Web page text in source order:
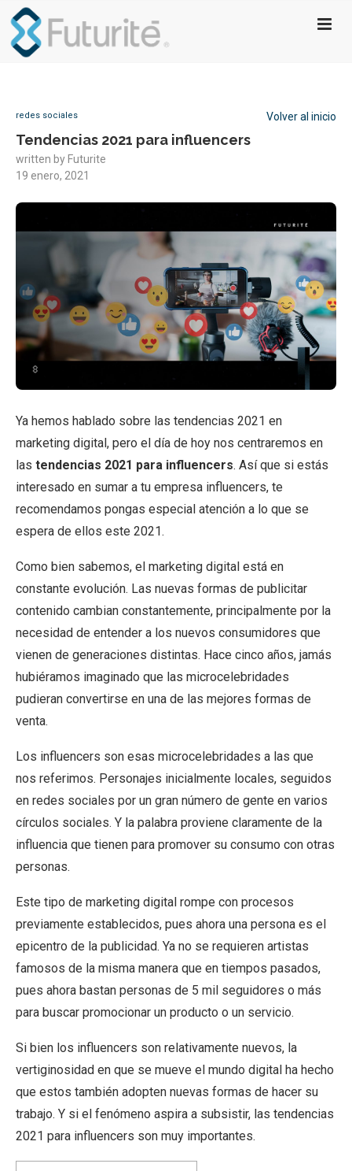
redes sociales Volver al inicio
Tendencias 2021 para influencers
written by Futurite
19 enero, 2021
Ya hemos hablado sobre las tendencias 2021 en
marketing digital, pero el día de hoy nos centraremos en
las tendencias 2021 para influencers. Así que si estás
interesado en sumar a tu empresa influencers, te
recomendamos pongas especial atención a lo que se
espera de ellos este 2021.
Como bien sabemos, el marketing digital está en
constante evolución. Las nuevas formas de publicitar
contenido cambian constantemente, principalmente por la
necesidad de entender a los nuevos consumidores que
vienen de generaciones distintas. Hace cinco años, jamás
hubiéramos imaginado que las microcelebridades
pudieran convertirse en una de las mejores formas de
venta.
Los influencers son esas microcelebridades a las que
nos referimos. Personajes inicialmente locales, seguidos
en redes sociales por un gran número de gente en varios
círculos sociales. Y la palabra proviene claramente de la
influencia que tienen para promover su consumo con otras
personas.
Este tipo de marketing digital rompe con procesos
previamente establecidos, pues ahora una persona es el
epicentro de la publicidad. Ya no se requieren artistas
famosos de la misma manera que en tiempos pasados,
pues ahora bastan personas de 5 mil seguidores o más
para buscar promocionar un producto o un servicio.
Si bien los influencers son relativamente nuevos, la
vertiginosidad en que se mueve el mundo digital ha hecho
que estos también adopten nuevas formas de hacer su
trabajo. Y si el fenómeno aspira a subsistir, las tendencias
2021 para influencers son muy importantes.